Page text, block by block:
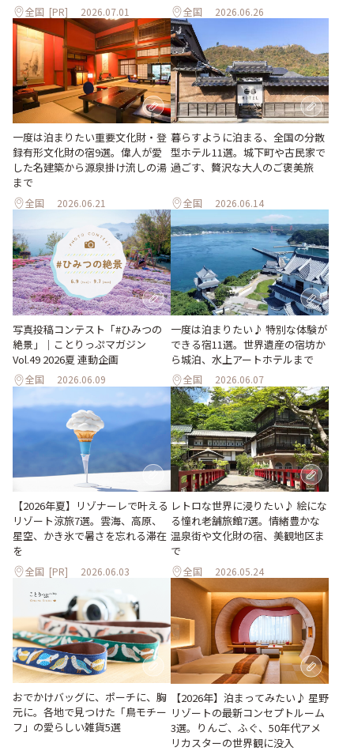
全国 [PR] 2026.07.01 全国 2026.06.26
一度は泊まりたい重要文化財・登
録有形文化財の宿9選。偉人が愛
した名建築から源泉掛け流しの湯
まで
全国 2026.06.21
暮らすように泊まる、全国の分散
型ホテル11選。城下町や古民家で
過ごす、贅沢な大人のご褒美旅
全国 2026.06.14
写真投稿コンテスト「#ひみつの
絶景」｜ことりっぷマガジン
Vol.49 2026夏 連動企画
全国 2026.06.09
一度は泊まりたい♪ 特別な体験が
できる宿11選。世界遺産の宿坊か
ら城泊、水上アートホテルまで
全国 2026.06.07
【2026年夏】リゾナーレで叶える
リゾート涼旅7選。雲海、高原、
星空、かき氷で暑さを忘れる滞在
を
全国 [PR] 2026.06.03
レトロな世界に浸りたい♪ 絵にな
る憧れ老舗旅館7選。情緒豊かな
温泉街や文化財の宿、美観地区ま
で
全国 2026.05.24
おでかけバッグに、ポーチに、胸
元に。各地で見つけた「鳥モチー
フ」の愛らしい雑貨5選
【2026年】泊まってみたい♪ 星野
リゾートの最新コンセプトルーム
3選。りんご、ふぐ、50年代アメ
リカスターの世界観に没入